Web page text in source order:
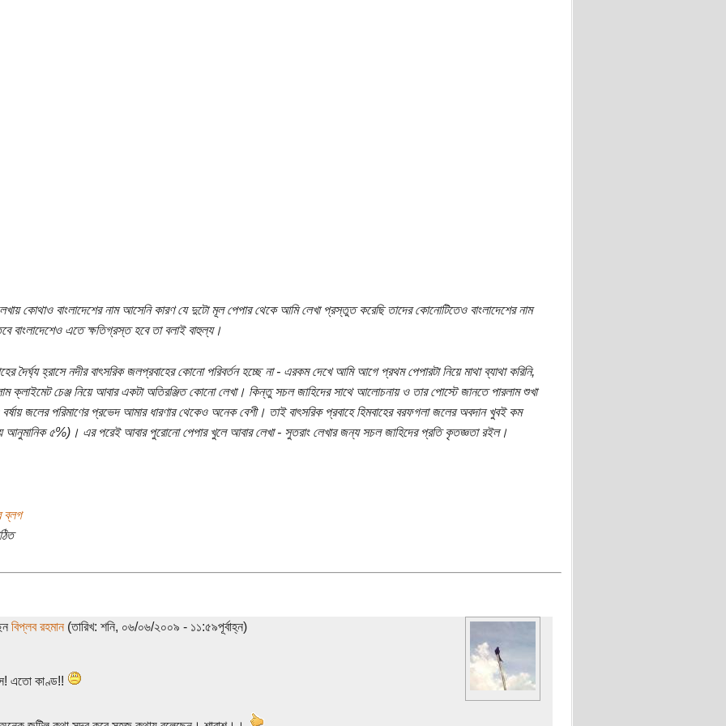
কোথাও বাংলাদেশের নাম আসেনি কারণ যে দুটো মূল পেপার থেকে আমি লেখা প্রস্তুত করেছি তাদের কোনোটিতেও বাংলাদেশের নাম
বাংলাদেশেও এতে ক্ষতিগ্রস্ত হবে তা বলাই বাহুল্য।
দৈর্ঘ্য হ্রাসে নদীর বাৎসরিক জলপ্রবাহের কোনো পরিবর্তন হচ্ছে না - এরকম দেখে আমি আগে প্রথম পেপারটা নিয়ে মাথা ব্যাথা করিনি,
ক্লাইমেট চেঞ্জ নিয়ে আবার একটা অতিরঞ্জিত কোনো লেখা। কিন্তু সচল জাহিদের সাথে আলোচনায় ও তার পোস্টে জানতে পারলাম শুখা
জলের পরিমাণের প্রভেদ আমার ধারণার থেকেও অনেক বেশী। তাই বাৎসরিক প্রবাহে হিমবাহের বরফগলা জলের অবদান খুবই কম
আনুমানিক ৫%)। এর পরেই আবার পুরোনো পেপার খুলে আবার লেখা - সুতরাং লেখার জন্য সচল জাহিদের প্রতি কৃতজ্ঞতা রইল।
ব্লগ
বিপ্লব রহমান(তারিখ: শনি, ০৬/০৬/২০০৯ - ১১:৫৯পূর্বাহ্ন)
এতো কাণ্ড!!